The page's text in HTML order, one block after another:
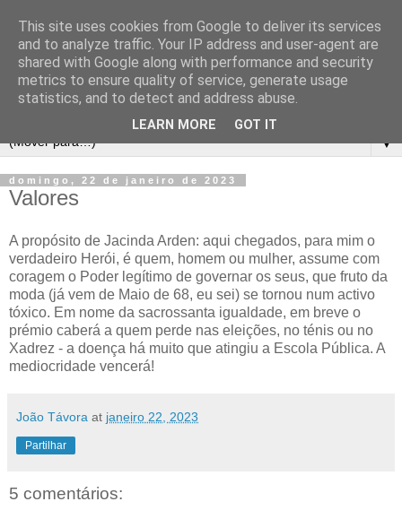
▼
domingo, 22 de janeiro de 2023
Valores
A propósito de Jacinda Arden: aqui chegados, para mim o
verdadeiro Herói, é quem, homem ou mulher, assume com
coragem o Poder legítimo de governar os seus, que fruto da
moda (já vem de Maio de 68, eu sei) se tornou num activo
tóxico. Em nome da sacrossanta igualdade, em breve o
prémio caberá a quem perde nas eleições, no ténis ou no
Xadrez - a doença há muito que atingiu a Escola Pública. A
mediocridade vencerá!
João Távora at janeiro 22, 2023
Partilhar
5 comentários:
This site uses cookies from Google to deliver its services
and to analyze traffic. Your IP address and user-agent are
shared with Google along with performance and security
metrics to ensure quality of service, generate usage
statistics, and to detect and address abuse.
LEARN MORE GOT IT